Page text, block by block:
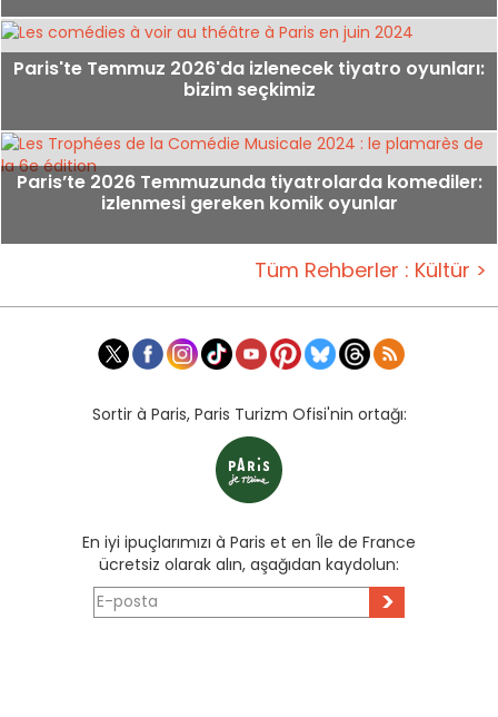
Paris'te Temmuz 2026'da izlenecek tiyatro oyunları:
bizim seçkimiz
Paris’te 2026 Temmuzunda tiyatrolarda komediler:
izlenmesi gereken komik oyunlar
Tüm Rehberler : Kültür >
Sortir à Paris, Paris Turizm Ofisi'nin ortağı:
En iyi ipuçlarımızı à Paris et en Île de France
ücretsiz olarak alın, aşağıdan kaydolun:
>